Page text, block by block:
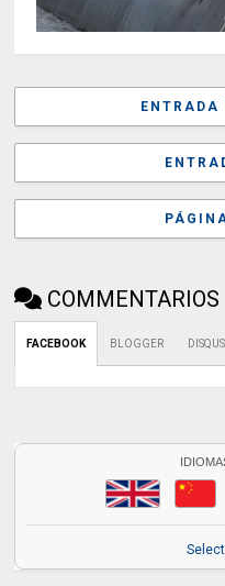
ENTRADA
COMMENTARIOS
FACEBOOK BLOGGER DISQUS